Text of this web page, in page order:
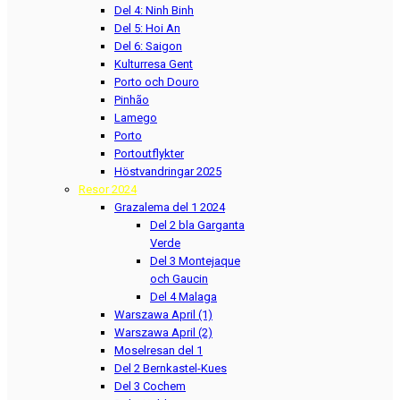
Del 4: Ninh Binh
Del 5: Hoi An
Del 6: Saigon
Kulturresa Gent
Porto och Douro
Pinhão
Lamego
Porto
Portoutflykter
Höstvandringar 2025
Resor 2024
Grazalema del 1 2024
Del 2 bla Garganta
Verde
Del 3 Montejaque
och Gaucin
Del 4 Malaga
Warszawa April (1)
Warszawa April (2)
Moselresan del 1
Del 2 Bernkastel-Kues
Del 3 Cochem